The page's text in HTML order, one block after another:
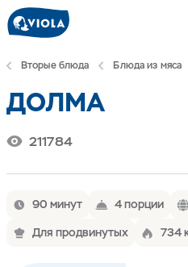
Вторые блюда Блюда из мяса
ДОЛМА
211784
90 минут 4 порции
Для продвинутых
734